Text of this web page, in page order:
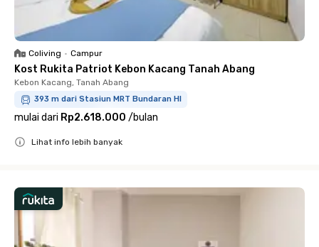
Coliving • Campur
Kost Rukita Patriot Kebon Kacang Tanah Abang
Kebon Kacang, Tanah Abang
393 m dari Stasiun MRT Bundaran HI
mulai dari Rp2.618.000 /bulan
Lihat info lebih banyak